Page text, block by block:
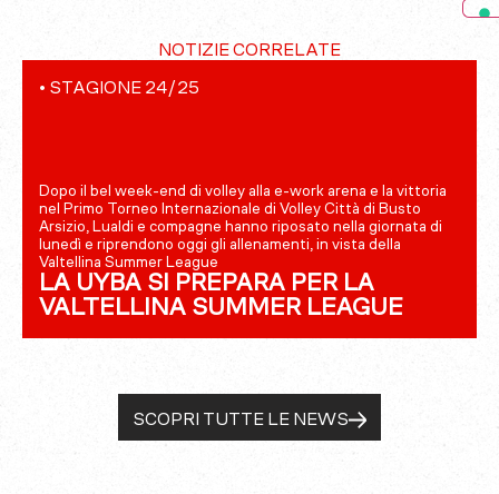
NOTIZIE CORRELATE
• STAGIONE 24/25
Dopo il bel week-end di volley alla e-work arena e la vittoria
nel Primo Torneo Internazionale di Volley Città di Busto
Arsizio, Lualdi e compagne hanno riposato nella giornata di
lunedì e riprendono oggi gli allenamenti, in vista della
Valtellina Summer League
LA UYBA SI PREPARA PER LA
VALTELLINA SUMMER LEAGUE
SCOPRI TUTTE LE NEWS